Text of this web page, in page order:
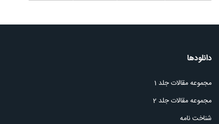
دانلودها
مجموعه مقالات جلد 1
مجموعه مقالات جلد 2
شناخت نامه